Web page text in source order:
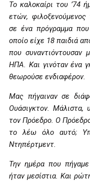
Το καλοκαίρι του ’74
ετών,
σε ένα πρόγραμμα
οποίο είχε 18 παιδιά
που
ΗΠΑ. Και γινόταν ένα
θεωρούσε ενδιαφέρον.
Μας πήγαιναν σε
Ουάσιγκτον. Μάλιστα,
τον Πρόεδρο. Ο
το λέω όλο αυτό;
Ντηπέρτμεντ.
Την ημέρα που
ήταν μεσίστια. Και